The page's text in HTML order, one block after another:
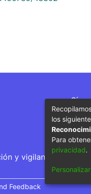
y vigilancia por
Feedback
los
Para
privacidad.
Personalizar